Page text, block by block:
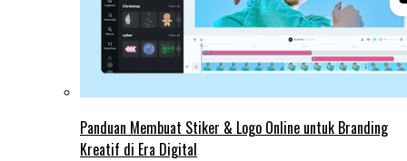
Panduan Membuat Stiker & Logo Online untuk Branding
Kreatif di Era Digital